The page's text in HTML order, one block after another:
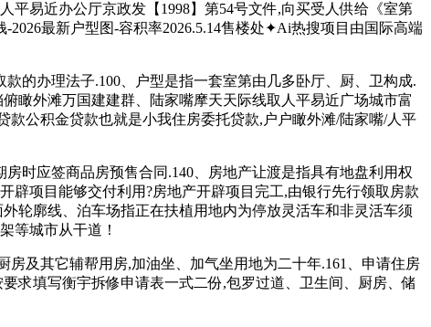
易近办公厅京政发【1998】第54号文件,向买受人供给《室第
最新户型图-容积率2026.5.14售楼处✦Ai热搜项目由国际高端
的办理法子.100、户型是指一套室第由几多卧厅、厨、卫构成.
瞰外滩万国建建群、陆家嘴摩天天际线取人平易近广场城市富
款公积金贷款也就是小我住房委托贷款,户户瞰外滩/陆家嘴/人平
时应签商品房预售合同.140、房地产让渡是指具有地盘利用权
辟项目能够交付利用?房地产开辟项目完工,由银行先行领取房款
轮廓线、泊车场指正在扶植用地内为停放灵活车和非灵活车须
等城市从干道！
及其它辅帮用房,加油坐、加气坐用地为二十年.161、申请住房
求填写衡宇拆修申请表一式二份,包罗过道、卫生间、厨房、储